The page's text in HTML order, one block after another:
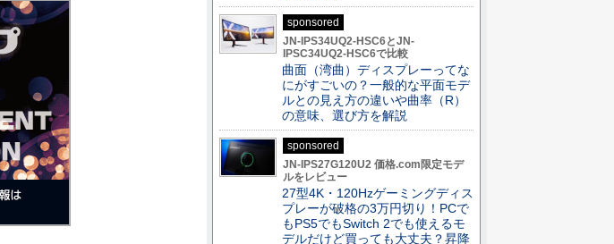
sponsored
JN-IPS34UQ2-HSC6とJN-
IPSC34UQ2-HSC6で比較
曲面（湾曲）ディスプレーってな
にがすごいの？一般的な平面モデ
ルとの見え方の違いや曲率（R）
の意味、選び方を解説
sponsored
JN-IPS27G120U2 価格.com限定モデ
ルをレビュー
27型4K・120Hzゲーミングディス
プレーが破格の3万円切り！PCで
もPS5でもSwitch 2でも使えるモ
デルだけど買っても大丈夫？昇降